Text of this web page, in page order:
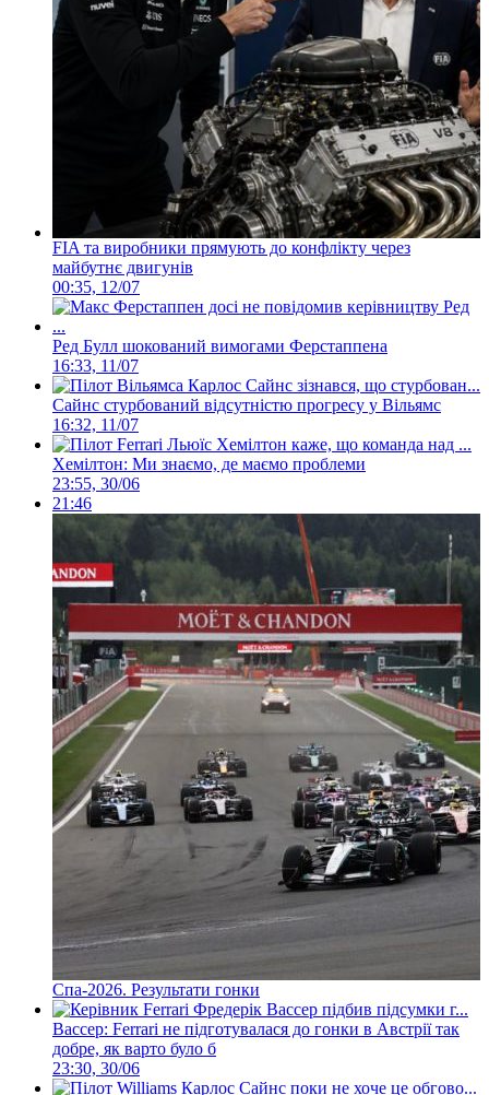
FIA та виробники прямують до конфлікту через
майбутнє двигунів
00:35, 12/07
Ред Булл шокований вимогами Ферстаппена
16:33, 11/07
Сайнс стурбований відсутністю прогресу у Вільямс
16:32, 11/07
Хемілтон: Ми знаємо, де маємо проблеми
23:55, 30/06
21:46
Спа-2026. Результати гонки
Вассер: Ferrari не підготувалася до гонки в Австрії так
добре, як варто було б
23:30, 30/06